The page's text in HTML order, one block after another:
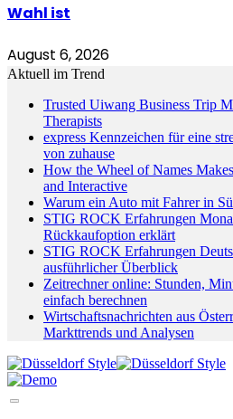
Wahl ist
August 6, 2026
Aktuell im Trend
Trusted Uiwang Business Trip
Therapists
express Kennzeichen für eine
von zuhause
How the Wheel of Names
and Interactive
Warum ein Auto mit Fahrer in
STIG ROCK Erfahrungen
Rückkaufoption erklärt
STIG ROCK Erfahrungen
ausführlicher Überblick
Zeitrechner online: Stunden,
einfach berechnen
Wirtschaftsnachrichten aus
Markttrends und Analysen